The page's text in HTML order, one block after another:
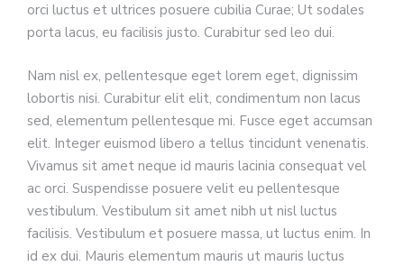
orci luctus et ultrices posuere cubilia Curae; Ut sodales
porta lacus, eu facilisis justo. Curabitur sed leo dui.
Nam nisl ex, pellentesque eget lorem eget, dignissim
lobortis nisi. Curabitur elit elit, condimentum non lacus
sed, elementum pellentesque mi. Fusce eget accumsan
elit. Integer euismod libero a tellus tincidunt venenatis.
Vivamus sit amet neque id mauris lacinia consequat vel
ac orci. Suspendisse posuere velit eu pellentesque
vestibulum. Vestibulum sit amet nibh ut nisl luctus
facilisis. Vestibulum et posuere massa, ut luctus enim. In
id ex dui. Mauris elementum mauris ut mauris luctus